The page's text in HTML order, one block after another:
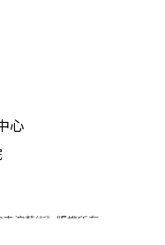
心
演藝術》版權所有
Rights Reserved